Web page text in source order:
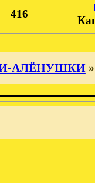
416
АЛЁНУШКИ »